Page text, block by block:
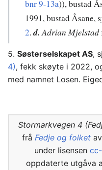
bnr 9-13a)), bustad
1991, bustad Åsane,
2.d. Adrian Mjelstad
5. Søsterselskapet AS,
4), fekk skøyte i 2022,
med namnet Losen.
Stormarkvegen 4
frå Fedje og folketav
under lisensen
oppdaterte utgåva